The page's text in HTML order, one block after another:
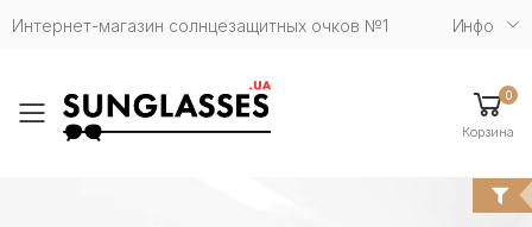
Интернет-магазин солнцезащитных очков №1 Инфо
Toggle mobile menu
0
Корзина